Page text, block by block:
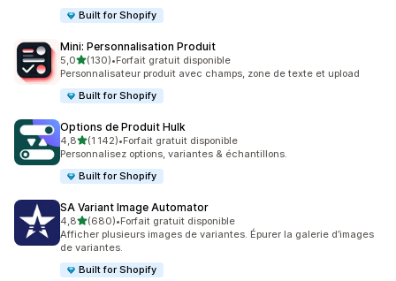
Built for Shopify
Mini: Personnalisation Produit
5,0étoile(s) sur 5
(130)
130 avis au total
•Forfait gratuit disponible
Personnalisateur produit avec champs, zone de texte et upload
Built for Shopify
Options de Produit Hulk
4,8étoile(s) sur 5
(1 142)
1142 avis au total
•Forfait gratuit disponible
Personnalisez options, variantes & échantillons.
Built for Shopify
SA Variant Image Automator
4,8étoile(s) sur 5
(680)
680 avis au total
•Forfait gratuit disponible
Afficher plusieurs images de variantes. Épurer la galerie d’images
de variantes.
Built for Shopify